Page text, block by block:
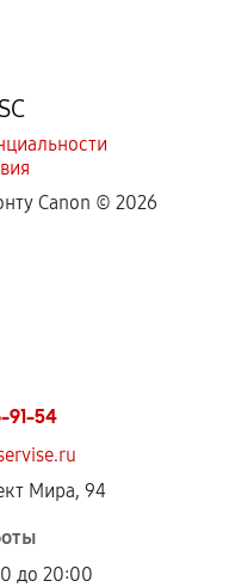
Canon © 2026
91-54
Мира, 94
до 20:00